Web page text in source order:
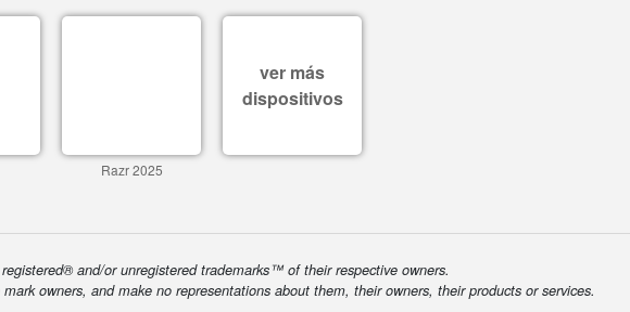
Razr 2025
ver más
dispositivos
and/or unregistered trademarks™ of their respective owners.
owners, and make no representations about them, their owners, their products or services.